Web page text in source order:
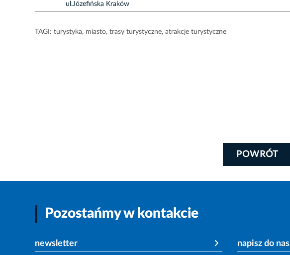
ul.Józefińska Kraków
TAGI: turystyka, miasto, trasy turystyczne, atrakcje turystyczne
POWRÓT
Pozostańmy w kontakcie
newsletter napisz do nas